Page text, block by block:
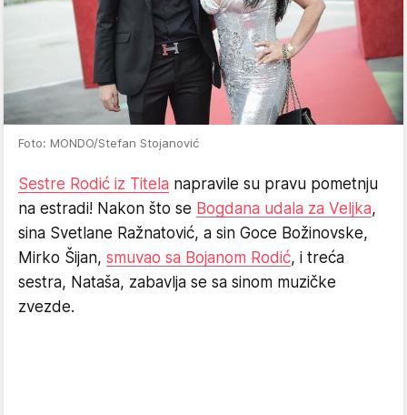
Foto: MONDO/Stefan Stojanović
Sestre Rodić iz Titela napravile su pravu pometnju
na estradi! Nakon što se Bogdana udala za Veljka,
sina Svetlane Ražnatović, a sin Goce Božinovske,
Mirko Šijan, smuvao sa Bojanom Rodić, i treća
sestra, Nataša, zabavlja se sa sinom muzičke
zvezde.